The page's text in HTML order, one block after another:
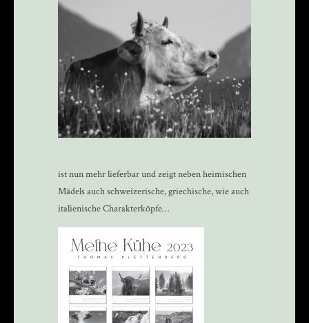
ist nun mehr lieferbar und zeigt neben heimischen
Mädels auch schweizerische, griechische, wie auch
italienische Charakterköpfe…